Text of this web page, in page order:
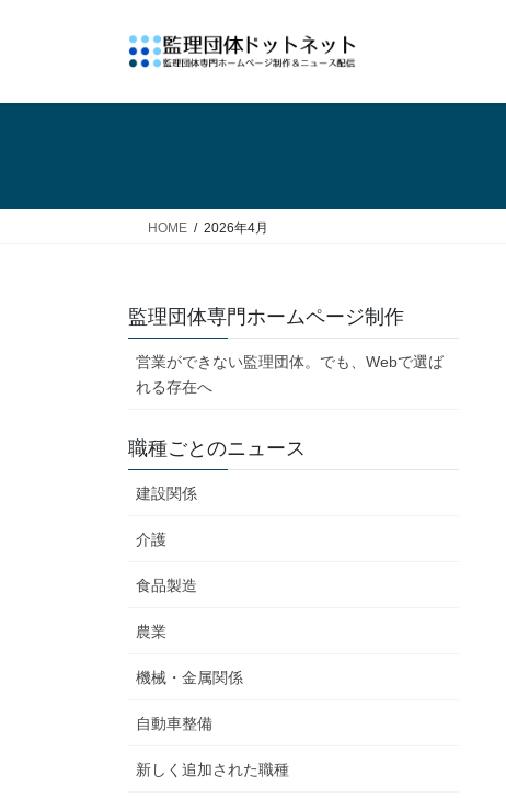
HOME 2026年4月
監理団体専門ホームページ制作
営業ができない監理団体。でも、Webで選ば
れる存在へ
職種ごとのニュース
建設関係
介護
食品製造
農業
機械・金属関係
自動車整備
新しく追加された職種